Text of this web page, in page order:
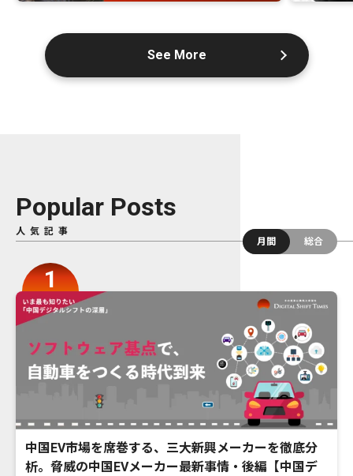
See More
Popular Posts
人気記事
月間
総合
中国EV市場を席巻する、三大新興メーカーを徹底分
析。脅威の中国EVメーカー最新事情・後編【中国デ